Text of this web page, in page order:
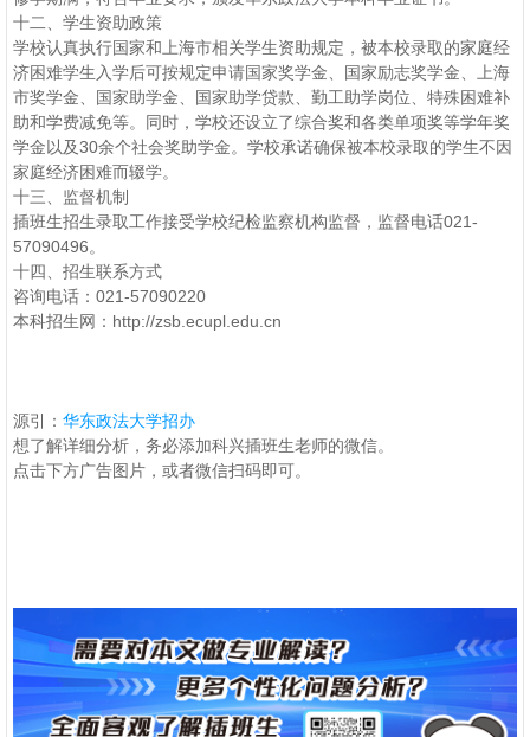
十二、学生资助政策
学校认真执行国家和上海市相关学生资助规定，被本校录取的家庭经
济困难学生入学后可按规定申请国家奖学金、国家励志奖学金、上海
市奖学金、国家助学金、国家助学贷款、勤工助学岗位、特殊困难补
助和学费减免等。同时，学校还设立了综合奖和各类单项奖等学年奖
学金以及30余个社会奖助学金。学校承诺确保被本校录取的学生不因
家庭经济困难而辍学。
十三、监督机制
插班生招生录取工作接受学校纪检监察机构监督，监督电话021-
57090496。
十四、招生联系方式
咨询电话：021-57090220
本科招生网：http://zsb.ecupl.edu.cn
源引： 华东政法大学招办
想了解详细分析，务必添加科兴插班生老师的微信。
点击下方广告图片，或者微信扫码即可。